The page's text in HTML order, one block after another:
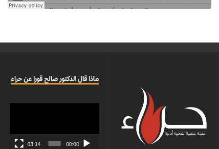
ماذا قال الدكتور صالح قورا عن حراء
00:00
03:14